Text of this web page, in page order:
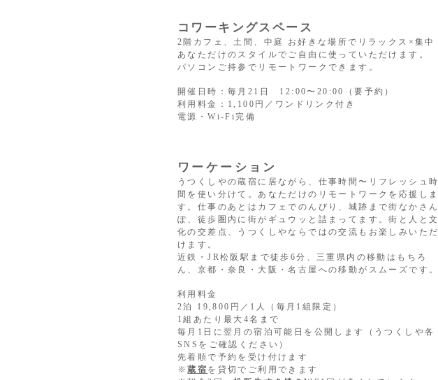
コワーキングスペース
2階カフェ、土間、中庭 お好きな場所でリラックス×集中
あなただけのスタイルでご自由に使っていただけます。
パソコンご持参でリモートワークできます。
開催日時：毎月21日 12:00〜20:00（要予約）
利用料金：1,100円／ワンドリンク付き
電源・Wi-Fi完備
ワーケーション
うつくしやの蔵宿に居ながら、仕事時間〜リフレッシュ時
間を使い分けて。あなただけのリモートワークを応援しま
す。 仕事のあとはカフェでのんびり、城跡まで街なかさん
ぽ、徒歩圏内に街がギュウッと詰まってます。街と人と文
化の交差点、うつくしやならではの交流もお楽しみいただ
けます。
近鉄・JR松阪駅まで徒歩6分、三重県内の移動はもちろ
ん、京都・奈良・大阪・名古屋への移動がスムーズです。
利用料金
2泊 19,800円／1人（毎月1組限定）
1組あたり最大4名まで
毎月1日に翌月の宿泊可能日を公開します（うつくしや各
SNSをご確認ください）
先着順で予約を受け付けます
※蔵宿 を貸切でご利用できます